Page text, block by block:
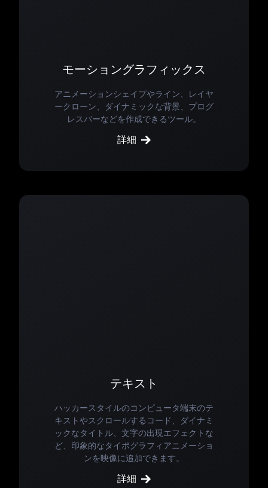
モーショングラフィックス
アニメーションシェイプやライン、レイヤ
ークローン、ダイナミックな背景、プログ
レスバーなどを作成できるツール。
詳細
テキスト
ハッカースタイルのコンピュータ端末のテ
キストやスクロールするコード、ダイナミ
ックなタイトル、文字の出現エフェクトな
ど、印象的なタイポグラフィアニメーショ
ンを映像に追加できます。
詳細